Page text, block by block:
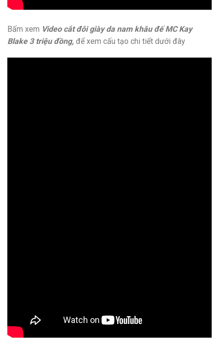
Bấm xem Video cắt đôi giày da nam khâu đế MC Kay
Blake 3 triệu đồng, để xem cấu tạo chi tiết dưới đây